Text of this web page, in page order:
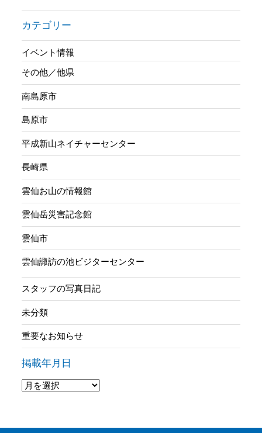
カテゴリー
イベント情報
その他／他県
南島原市
島原市
平成新山ネイチャーセンター
長崎県
雲仙お山の情報館
雲仙岳災害記念館
雲仙市
雲仙諏訪の池ビジターセンター
スタッフの写真日記
未分類
重要なお知らせ
掲載年月日